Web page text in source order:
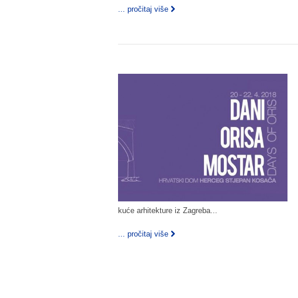
... pročitaj više
kuće arhitekture iz Zagreba...
... pročitaj više